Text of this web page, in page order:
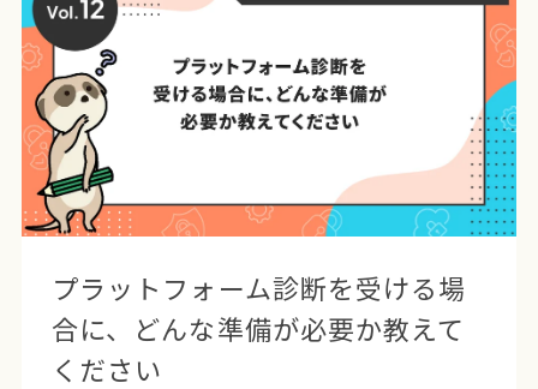
プラットフォーム診断を受ける場
合に、どんな準備が必要か教えて
ください